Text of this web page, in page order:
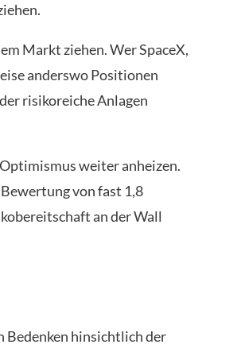
Markt ziehen. Wer SpaceX,
anderswo Positionen
risikoreiche Anlagen
weiter anheizen.
von fast 1,8
an der Wall
Bedenken hinsichtlich der